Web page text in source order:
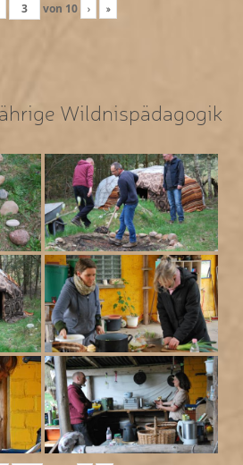
von 10 › »
Wildnispädagogik